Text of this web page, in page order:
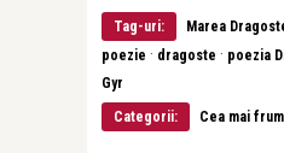
Tag-uri: Marea
poezie · dragoste · poezia
Gyr
Categorii:
Cea mai